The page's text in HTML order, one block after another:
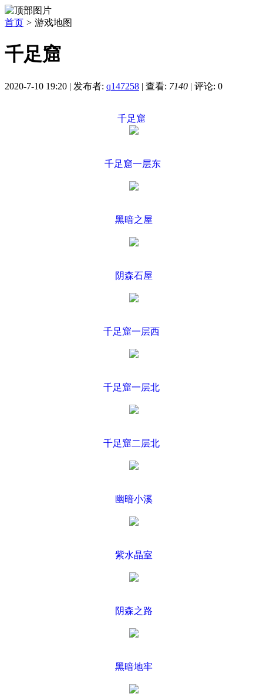
首页 > 游戏地图
千足窟
2020-7-10 19:20 | 发布者: q147258 | 查看: 7140 | 评论: 0
千足窟
千足窟一层东
黑暗之屋
阴森石屋
千足窟一层西
千足窟一层北
千足窟二层北
幽暗小溪
紫水晶室
阴森之路
黑暗地牢